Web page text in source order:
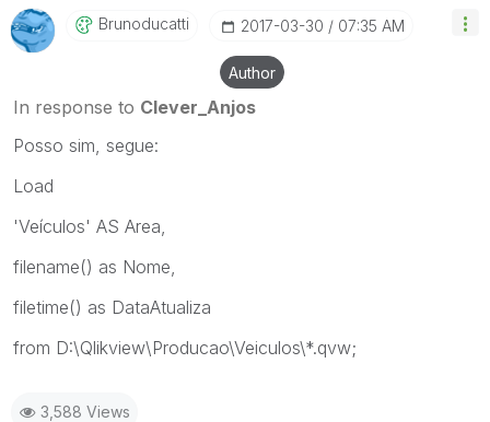
Brunoducatti ‎2017-03-30 07:35 AM
Author
In response to Clever_Anjos
Posso sim, segue:
Load
'Veículos' AS Area,
filename() as Nome,
filetime() as DataAtualiza
from D:\Qlikview\Producao\Veiculos\*.qvw;
3,588 Views